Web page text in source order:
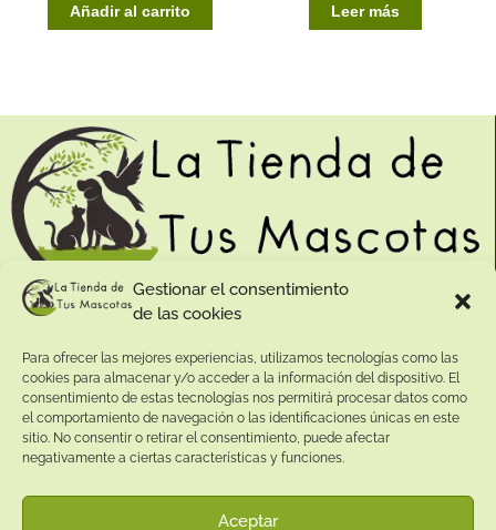
Gestionar el consentimiento
de las cookies
Para ofrecer las mejores experiencias, utilizamos tecnologías como las
cookies para almacenar y/o acceder a la información del dispositivo. El
consentimiento de estas tecnologías nos permitirá procesar datos como
el comportamiento de navegación o las identificaciones únicas en este
sitio. No consentir o retirar el consentimiento, puede afectar
negativamente a ciertas características y funciones.
Aceptar
Añadir al carrito Leer más
Contacto:
Dirección:
Calle Pepe Jiménez 19, Rute, 14950 Códoba. España
Teléfono:
+34641081328
Email:
info@latiendadetusmascotas.com